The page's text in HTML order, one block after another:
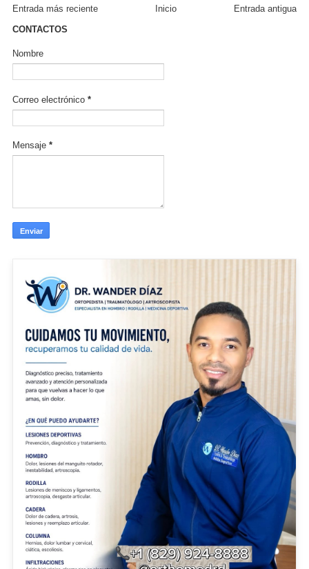
Entrada más reciente Entrada antigua
Inicio
CONTACTOS
Nombre
Correo electrónico *
Mensaje *